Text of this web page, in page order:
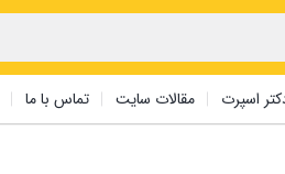
اسپرت مقالات سایت تماس با ما